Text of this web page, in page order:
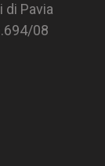
di Pavia
08